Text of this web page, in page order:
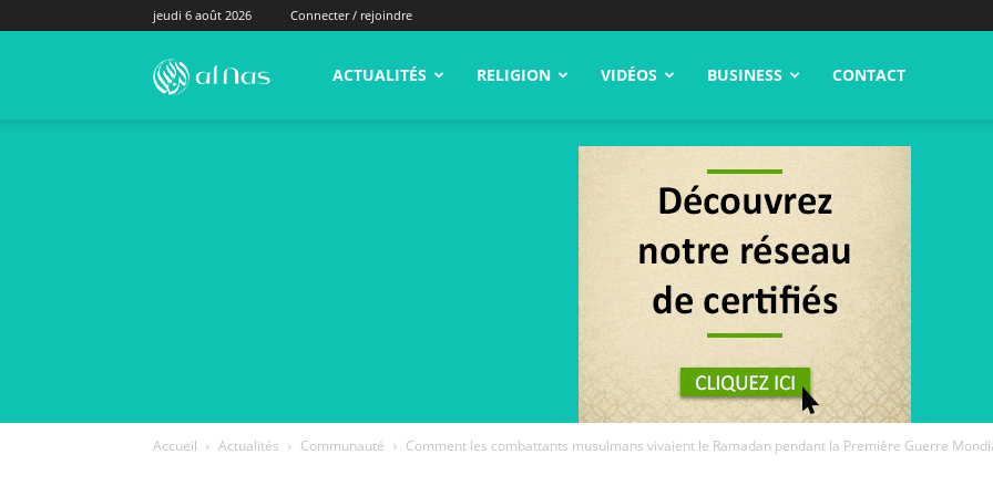
jeudi 6 août 2026 Connecter / rejoindre
alNas.fr ACTUALITÉS RELIGION VIDÉOS BUSINESS CONTACT
Accueil Actualités Communauté Comment les combattants musulmans vivaient le Ramadan pendant la Première Guerre